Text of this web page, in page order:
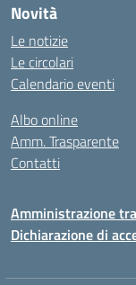
Novità
Le notizie
Le circolari
Calendario eventi
Albo online
Amm. Trasparente
Contatti
Amministrazione
Dichiarazione di